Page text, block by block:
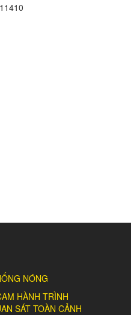
11410
NÓNG
HÀNH TRÌNH
SÁT TOÀN CẢNH